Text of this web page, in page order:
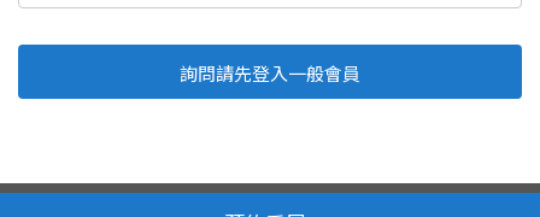
詢問請先登入一般會員